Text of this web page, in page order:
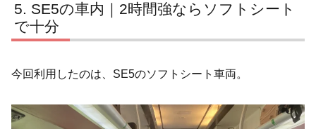
SE5の車内｜2時間強ならソフトシート
で十分
今回利用したのは、SE5のソフトシート車両。